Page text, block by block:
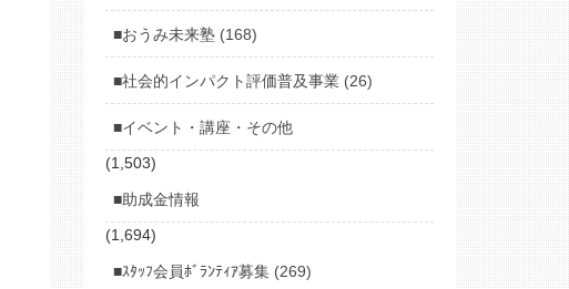
■おうみ未来塾 (168)
■社会的インパクト評価普及事業 (26)
■イベント・講座・その他
(1,503)
■助成金情報
(1,694)
■ｽﾀｯﾌ会員ﾎﾞﾗﾝﾃｨｱ募集 (269)